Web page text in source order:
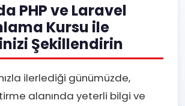
PHP ve Laravel
Kursu ile
Şekillendirin
ilerlediği günümüzde,
alanında yeterli bilgi ve